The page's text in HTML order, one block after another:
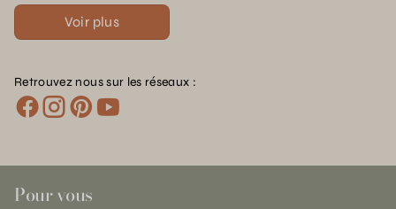
Voir plus
Retrouvez nous sur les réseaux :
Pour vous